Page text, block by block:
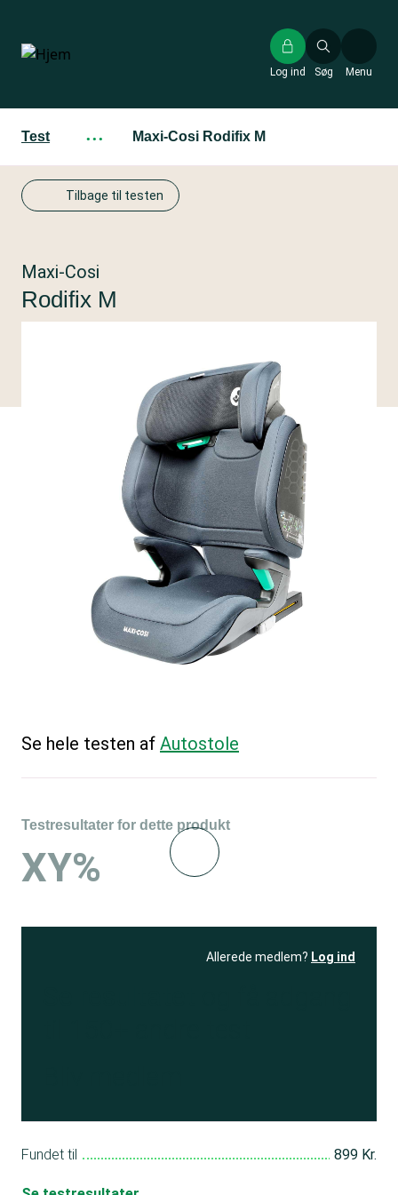
hovedindhold
Søg
Log ind Menu
Test ··· Maxi-Cosi Rodifix M
Tilbage til testen
Maxi-Cosi
Rodifix M
Se hele testen af Autostole
Testresultater for dette produkt
XY%
Allerede medlem? Log ind
Fundet til 899 Kr.